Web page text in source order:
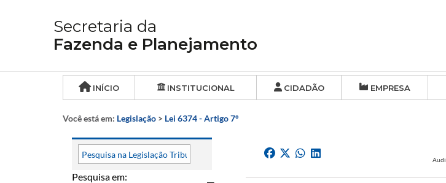
Secretaria da
Fazenda e Planejamento
INÍCIO INSTITUCIONAL CIDADÃO EMPRESA
Você está em: Legislação > Lei 6374 - Artigo 7º
Pesquisa em: